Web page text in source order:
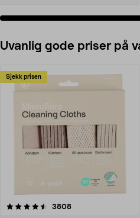
Uvanlig gode priser på
Sjekk prisen
3808anmeldelser
4.5av 5 stjerner